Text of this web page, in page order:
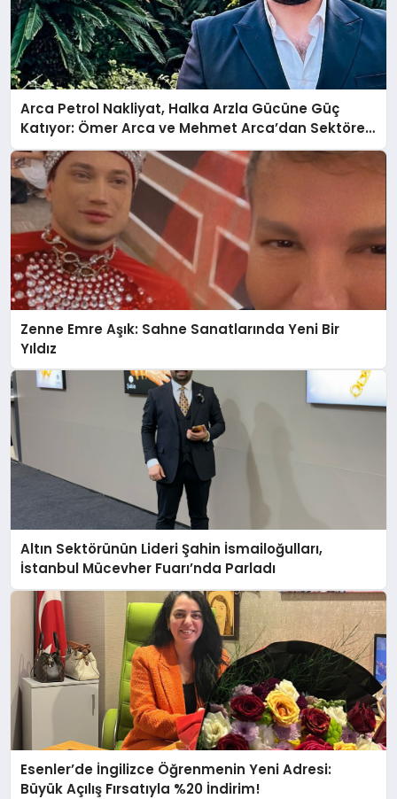
Arca Petrol Nakliyat, Halka Arzla Gücüne Güç
Katıyor: Ömer Arca ve Mehmet Arca’dan Sektöre
Güçlü Yatırım
Zenne Emre Aşık: Sahne Sanatlarında Yeni Bir
Yıldız
Altın Sektörünün Lideri Şahin İsmailoğulları,
İstanbul Mücevher Fuarı’nda Parladı ￼
Esenler’de İngilizce Öğrenmenin Yeni Adresi:
Büyük Açılış Fırsatıyla %20 İndirim!